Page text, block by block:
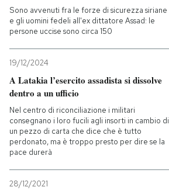
Entra
Sono avvenuti fra le forze di sicurezza siriane
e gli uomini fedeli all'ex dittatore Assad: le
persone uccise sono circa 150
19/12/2024
A Latakia l’esercito assadista si dissolve
dentro a un ufficio
Nel centro di riconciliazione i militari
consegnano i loro fucili agli insorti in cambio di
un pezzo di carta che dice che è tutto
perdonato, ma è troppo presto per dire se la
pace durerà
28/12/2021